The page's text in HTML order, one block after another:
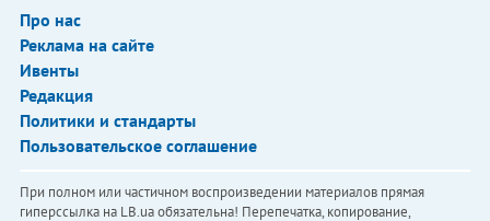
Про нас
Реклама на сайте
Ивенты
Редакция
Политики и стандарты
Пользовательское соглашение
При полном или частичном воспроизведении материалов прямая
гиперссылка на LB.ua обязательна! Перепечатка, копирование,